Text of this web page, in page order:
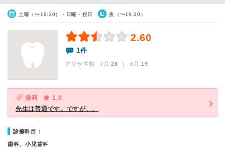
土曜（〜19:30）・日曜・祝日 夜（〜19:30）
2.60
1件
アクセス数 7月:28 | 6月:19
歯科
1.0
先生は普通です。ですが、、
診療科目：
歯科、小児歯科